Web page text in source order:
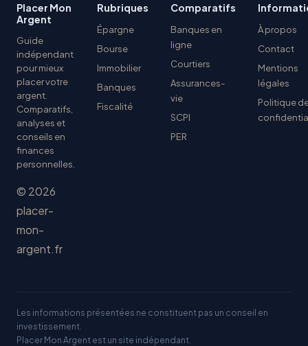
Placer Mon
Argent
Guide
indépendant
pour mieux
placer votre
argent.
Comparatifs,
analyses et
conseils en
finances
personnelles.
© 2026
placer-
mon-
argent.fr
Rubriques
Épargne
Bourse
Immobilier
Banques
Fiscalité
Comparatifs
Banques en
ligne
Courtiers
Assurances-
vie
SCPI
PER
À propos
Contact
Mentions
légales
Politique
Les informations présentées ne constituent pas un conseil en
investissement.
Placer Mon Argent est un site indépendant.